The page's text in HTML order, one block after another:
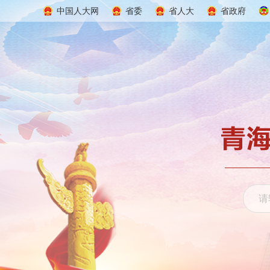
中国人大网 省委 省人大 省政府